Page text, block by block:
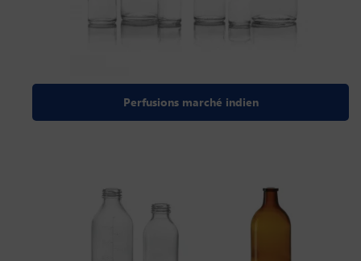
Perfusions marché indien